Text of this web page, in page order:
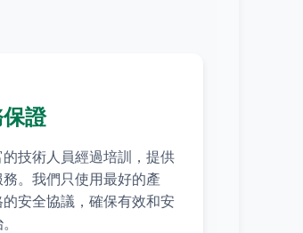
證
技術人員經過培訓，提供
。我們只使用最好的產
安全協議，確保有效和安